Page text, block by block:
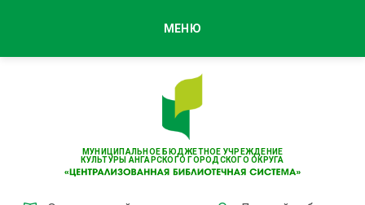
МУНИЦИПАЛЬНОЕ БЮДЖЕТНОЕ УЧРЕЖДЕНИЕ
КУЛЬТУРЫ АНГАРСКОГО ГОРОДСКОГО ОКРУГА
МЕНЮ